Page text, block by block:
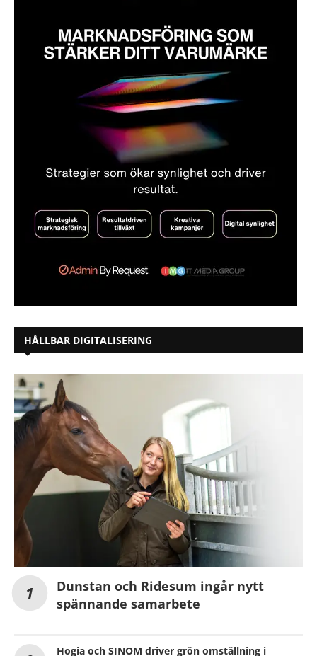
HÅLLBAR DIGITALISERING
Dunstan och Ridesum ingår nytt
spännande samarbete
Hogia och SINOM driver grön omställning i